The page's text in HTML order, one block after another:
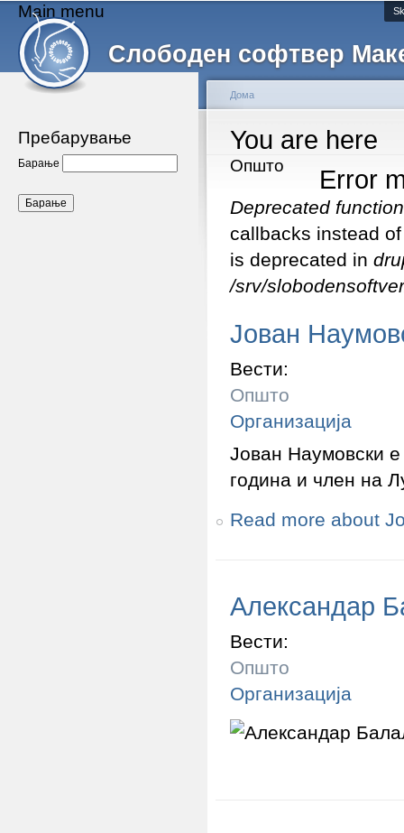
Слободен софтвер
Main menu
Пребарување
Барање
You are here
Дома
Општо
Error
Deprecated function
callbacks instead
is deprecated in
/srv/
Јован
Вести:
Општо
Организација
Јован Наумовски
година и член на
Read more about
Александар
Вести:
Општо
Организација